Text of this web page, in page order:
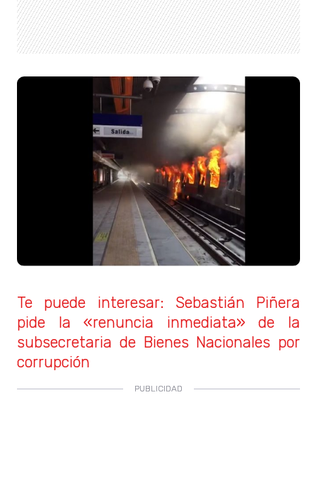
Te puede interesar: Sebastián Piñera
pide la «renuncia inmediata» de la
subsecretaria de Bienes Nacionales por
corrupción